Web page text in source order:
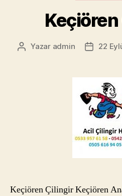
Yazının
Yazar admin
Yazı22
Keçiören Çilingir Keçiören